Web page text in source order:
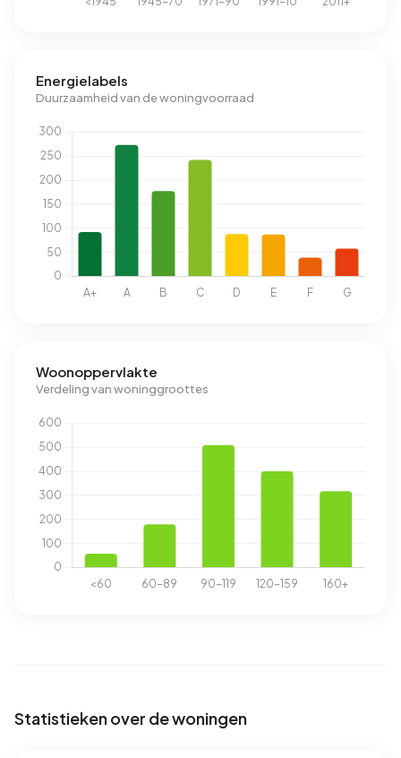
Energielabels
Duurzaamheid van de woningvoorraad
Woonoppervlakte
Verdeling van woninggroottes
Statistieken over de woningen